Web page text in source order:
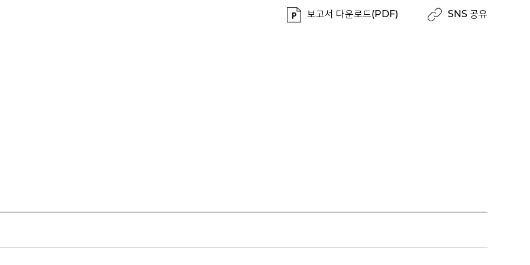
보고서 다운로드(PDF) SNS 공유